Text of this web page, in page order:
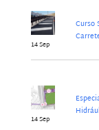
14 Sep
Curso
14 Sep